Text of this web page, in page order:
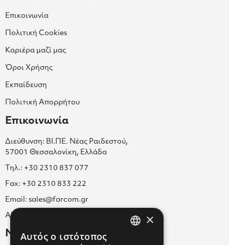
Επικοινωνία
Πολιτική Cookies
Καριέρα μαζί μας
Όροι Χρήσης
Εκπαίδευση
Πολιτική Απορρήτου
Επικοινωνία
Διεύθυνση: ΒΙ.ΠΕ. Νέας Ραιδεστού,
57001 Θεσσαλονίκη, Ελλάδα
Τηλ.: +30 2310 837 077
Fax: +30 2310 833 222
Email: sales@farcom.gr
ΑΡ.Γ.Ε.ΜΗ. 038365205000
Newsletter
×
Αυτός ο ιστότοπος